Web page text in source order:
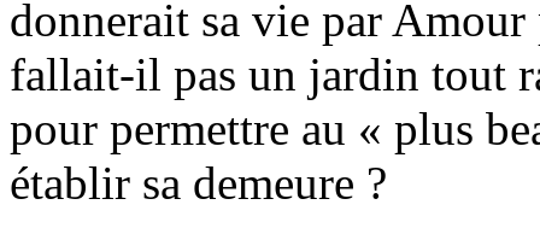
donnerait sa vie par
fallait-il pas un jardin tout
pour permettre au « plus
établir sa demeure ?